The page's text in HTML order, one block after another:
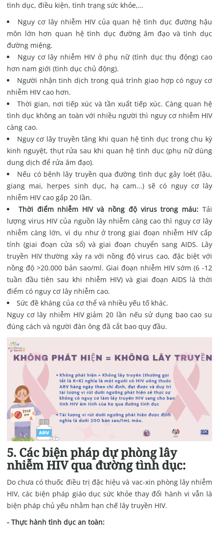
tình dục, điều kiện, tình trạng sức khỏe,…
Nguy cơ lây nhiễm HIV của quan hệ tình dục đường hậu
môn lớn hơn quan hệ tình dục đường âm đạo và tình dục
đường miệng.
Nguy cơ lây nhiễm HIV ở phụ nữ (tình dục thụ động) cao
hơn nam giới (tình dục chủ động).
Người nhận tinh dịch trong quá trình giao hợp có nguy cơ
nhiễm HIV cao hơn.
Thời gian, nơi tiếp xúc và tần xuất tiếp xúc. Càng quan hệ
tình dục không an toàn với nhiều người thì nguy cơ nhiễm HIV
càng cao.
Nguy cơ lây truyền tăng khi quan hệ tình dục trong chu kỳ
kinh nguyệt, thụt rửa sau khi quan hệ tình dục (phụ nữ dùng
dung dịch để rửa âm đạo).
Nếu có bệnh lây truyền qua đường tình dục gây loét (lậu,
giang mai, herpes sinh dục, hạ cam...) sẽ có nguy cơ lây
nhiễm HIV cao gấp 20 lần.
Thời điểm nhiễm HIV và nồng độ virus trong máu: Tải
lượng virus HIV của nguồn lây nhiễm càng cao thì nguy cơ lây
nhiễm càng lớn, ví dụ như ở trong giai đoạn nhiễm HIV cấp
tính (giai đoạn cửa sổ) và giai đoạn chuyển sang AIDS. Lây
truyền HIV thường xảy ra với nồng độ virus cao, đặc biệt với
nồng độ >20.000 bản sao/ml. Giai đoạn nhiễm HIV sớm (6 -12
tuần đầu tiên sau khi nhiễm HIV) và giai đoạn AIDS là thời
điểm có nguy cơ lây nhiễm cao.
Sức đề kháng của cơ thể và nhiều yếu tố khác.
Nguy cơ lây nhiễm HIV giảm 20 lần nếu sử dụng bao cao su
đúng cách và người đàn ông đã cắt bao quy đầu.
5. Các biện pháp dự phòng lây
nhiễm HIV qua đường tình dục:
Do chưa có thuốc điều trị đặc hiệu và vac-xin phòng lây nhiễm
HIV, các biện pháp giáo dục sức khỏe thay đổi hành vi vẫn là
biện pháp chủ yếu nhằm hạn chế lây truyền HIV.
- Thực hành tình dục an toàn: